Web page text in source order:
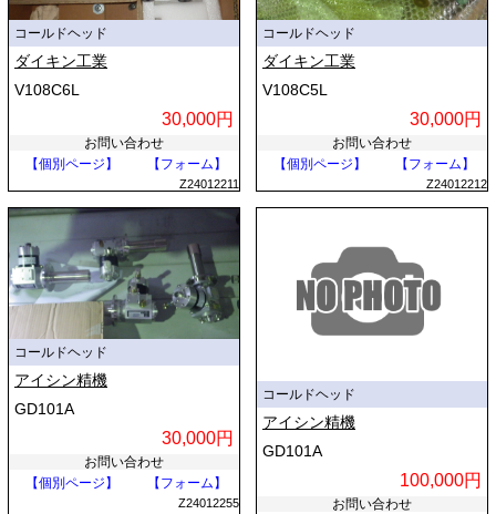
コールドヘッド
ダイキン工業
V108C6L
30,000円
お問い合わせ
【個別ページ】
【フォーム】
Z24012211
コールドヘッド
ダイキン工業
V108C5L
30,000円
お問い合わせ
【個別ページ】
【フォーム】
Z24012212
コールドヘッド
アイシン精機
GD101A
30,000円
お問い合わせ
【個別ページ】
【フォーム】
Z24012255
コールドヘッド
アイシン精機
GD101A
100,000円
お問い合わせ